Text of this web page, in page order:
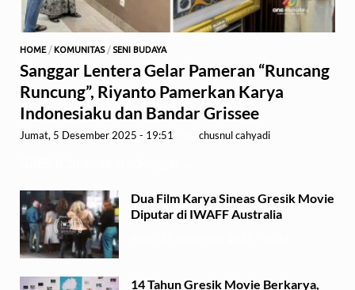
HOME / KOMUNITAS/ SENI BUDAYA
Sanggar Lentera Gelar Pameran “Runcang
Runcung”, Riyanto Pamerkan Karya
Indonesiaku dan Bandar Grissee
Jumat, 5 Desember 2025 - 19:51 chusnul cahyadi
Dua Film Karya Sineas Gresik Movie
Diputar di IWAFF Australia
14 Tahun Gresik Movie Berkarya,